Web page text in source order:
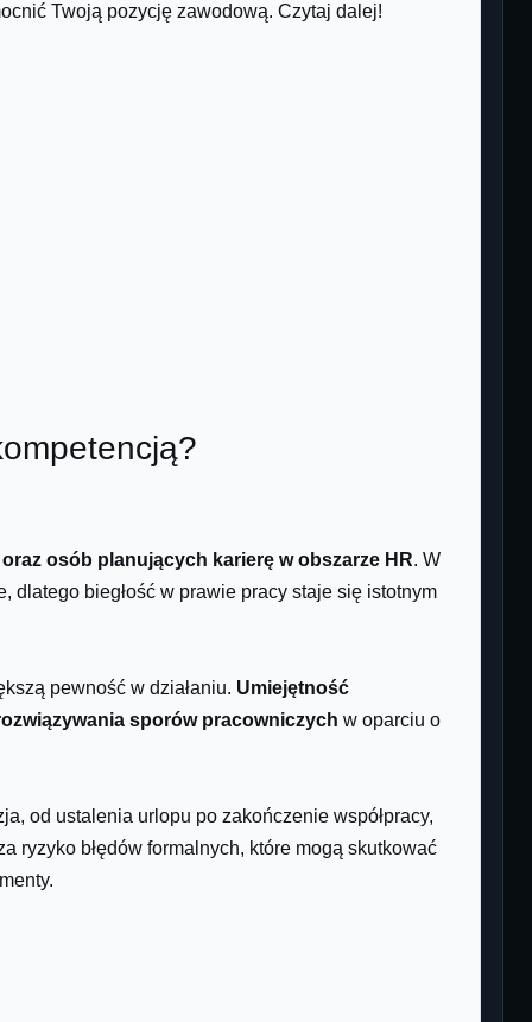
Twoją pozycję zawodową. Czytaj dalej!
osób planujących karierę w obszarze HR. W
biegłość w prawie pracy staje się istotnym
pewność w działaniu. Umiejętność
sporów pracowniczych w oparciu o
od ustalenia urlopu po zakończenie współpracy,
ryzyko błędów formalnych, które mogą skutkować